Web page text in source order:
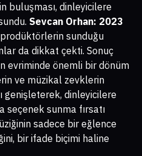
buluşması, dinleyicilere
Sevcan Orhan: 2023
sunduğu
da dikkat çekti. Sonuç
evriminde önemli bir dönüm
ve müzikal zevklerin
genişleterek, dinleyicilere
seçenek sunma fırsatı
sadece bir eğlence
bir ifade biçimi haline